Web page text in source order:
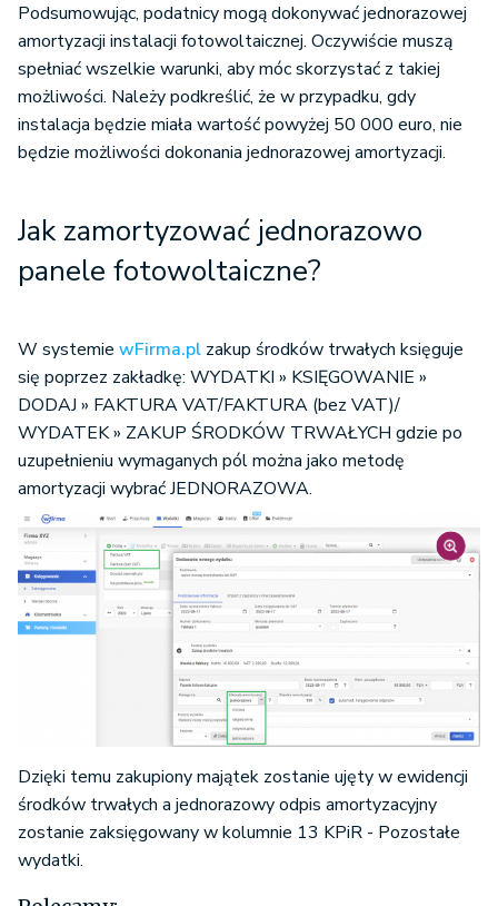
Podsumowując, podatnicy mogą dokonywać jednorazowej
amortyzacji instalacji fotowoltaicznej. Oczywiście muszą
spełniać wszelkie warunki, aby móc skorzystać z takiej
możliwości. Należy podkreślić, że w przypadku, gdy
instalacja będzie miała wartość powyżej 50 000 euro, nie
będzie możliwości dokonania jednorazowej amortyzacji.
Jak zamortyzować jednorazowo
panele fotowoltaiczne?
W systemie wFirma.pl zakup środków trwałych księguje
się poprzez zakładkę: WYDATKI » KSIĘGOWANIE »
DODAJ » FAKTURA VAT/FAKTURA (bez VAT)/
WYDATEK » ZAKUP ŚRODKÓW TRWAŁYCH gdzie po
uzupełnieniu wymaganych pól można jako metodę
amortyzacji wybrać JEDNORAZOWA.
Dzięki temu zakupiony majątek zostanie ujęty w ewidencji
środków trwałych a jednorazowy odpis amortyzacyjny
zostanie zaksięgowany w kolumnie 13 KPiR - Pozostałe
wydatki.